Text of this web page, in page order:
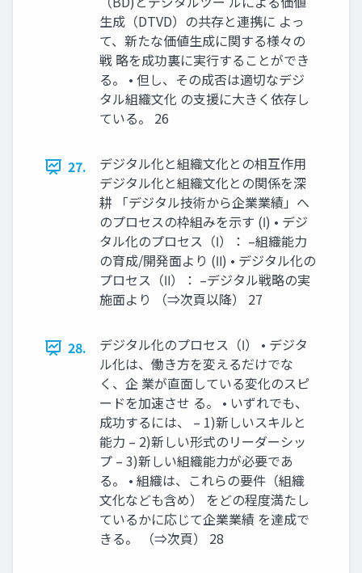
生成（DTVD）の共存と連携に よっ
て、新たな価値生成に関する様々の
戦 略を成功裏に実行することができ
る。 • 但し、その成否は適切なデジ
タル組織文化 の支援に大きく依存し
ている。 26
27.
デジタル化と組織文化との相互作用
デジタル化と組織文化との関係を深
耕 「デジタル技術から企業業績」へ
のプロセスの枠組みを示す (Ⅰ) • デジ
タル化のプロセス（Ⅰ）： –組織能力
の育成/開発面より (Ⅱ) • デジタル化の
プロセス（Ⅱ）： –デジタル戦略の実
施面より （⇒次頁以降） 27
28.
デジタル化のプロセス（Ⅰ） • デジタ
ル化は、働き方を変えるだけでな
く、企 業が直面している変化のスピ
ードを加速させ る。 • いずれでも、
成功するには、 – 1)新しいスキルと
能力 – 2)新しい形式のリーダーシッ
プ – 3)新しい組織能力が必要であ
る。 • 組織は、これらの要件（組織
文化なども含め） をどの程度満たし
ているかに応じて企業業績 を達成で
きる。 （⇒次頁） 28